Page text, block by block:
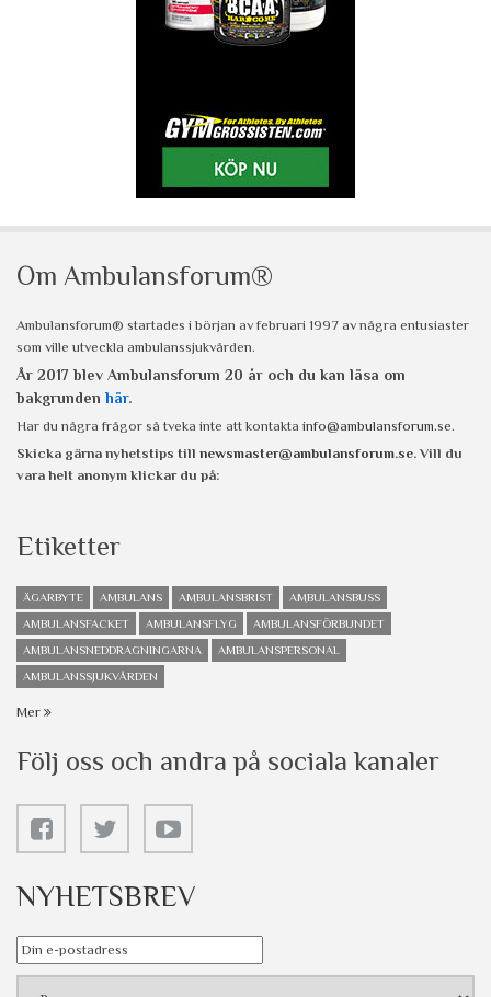
Om Ambulansforum®
Ambulansforum® startades i början av februari 1997 av några entusiaster
som ville utveckla ambulanssjukvården.
År 2017 blev Ambulansforum 20 år och du kan läsa om
bakgrunden här.
Har du några frågor så tveka inte att kontakta info@ambulansforum.se.
Skicka gärna nyhetstips till newsmaster@ambulansforum.se. Vill du
vara helt anonym klickar du på:
Etiketter
ÄGARBYTE AMBULANS AMBULANSBRIST
AMBULANSBUSS
AMBULANSFACKET
AMBULANSFLYG
AMBULANSFÖRBUNDET
AMBULANSNEDDRAGNINGARNA
AMBULANSPERSONAL
AMBULANSSJUKVÅRDEN
Mer
Följ oss och andra på sociala kanaler
NYHETSBREV